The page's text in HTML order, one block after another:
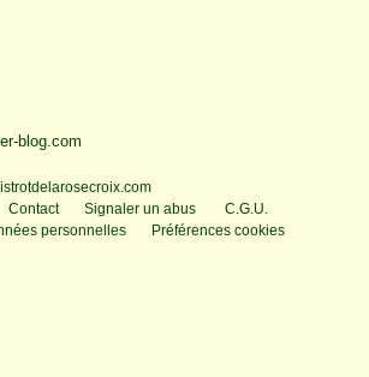
blog.com
Contact Signaler un abus
C.G.U.
personnelles
Préférences cookies